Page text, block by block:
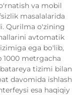
va mobil
masalalarida
Qurilma o'zining
avtomatik
ega bo'lib,
metrgacha
tizimi bilan
davomida ishlash
esa haqiqiy